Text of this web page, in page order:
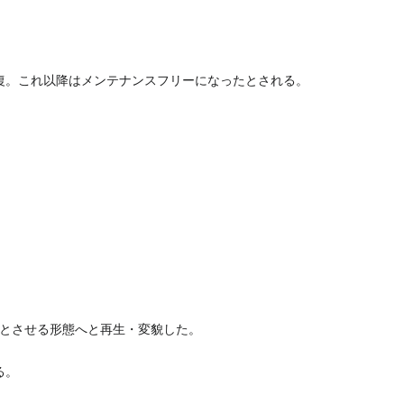
これ以降はメンテナンスフリーになったとされる。
せる形態へと再生・変貌した。